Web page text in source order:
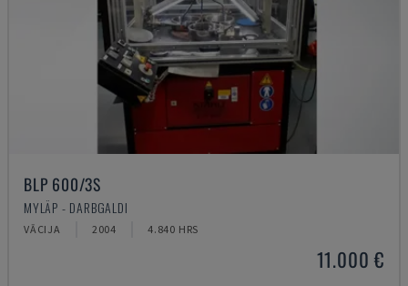
BLP 600/3S
MYLÄP - DARBGALDI
VĀCIJA 2004 4.840 HRS
11.000 €